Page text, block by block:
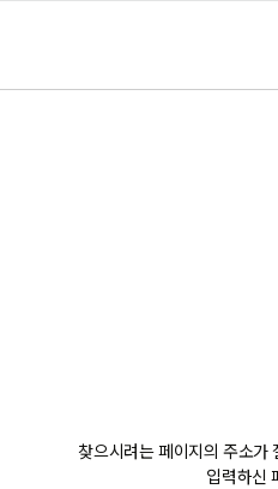
찾으시려는 페이지의 주소가
입력하신